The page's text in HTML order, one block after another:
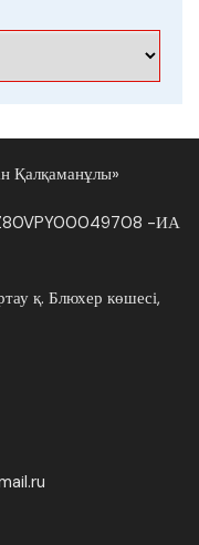
Қалқаманұлы»
-ИА
қ. Блюхер көшесі,